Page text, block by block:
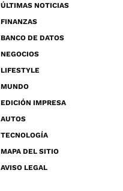
ÚLTIMAS NOTICIAS
FINANZAS
BANCO DE DATOS
NEGOCIOS
LIFESTYLE
MUNDO
EDICIÓN IMPRESA
AUTOS
TECNOLOGÍA
MAPA DEL SITIO
AVISO LEGAL